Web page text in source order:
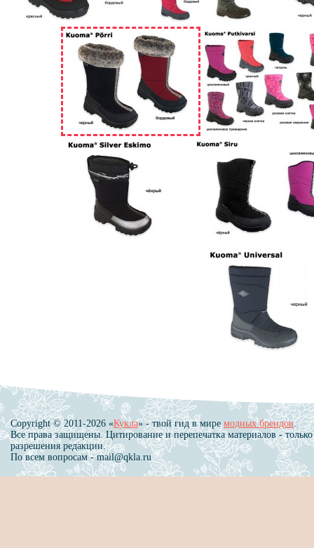
Copyright © 2011-2026 «Кукла» - твой гид в мире модных брендов.
Все права защищены. Цитирование и перепечатка материалов - только
разрешения редакции.
По всем вопросам - mail@qkla.ru